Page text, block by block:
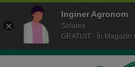
Inginer Agronom
Solarex
GRATUIT - În Magazin